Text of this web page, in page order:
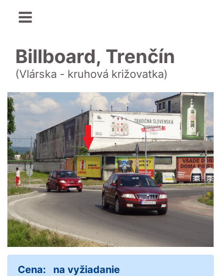
Billboard, Trenčín
(Vlárska - kruhová križovatka)
Cena: na vyžiadanie